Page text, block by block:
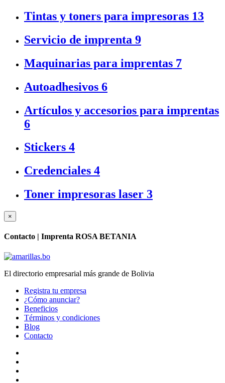
Tintas y toners para impresoras 13
Servicio de imprenta 9
Maquinarias para imprentas 7
Autoadhesivos 6
Artículos y accesorios para imprentas
6
Stickers 4
Credenciales 4
Toner impresoras laser 3
×
Contacto | Imprenta ROSA BETANIA
El directorio empresarial más grande de Bolivia
Registra tu empresa
¿Cómo anunciar?
Beneficios
Términos y condiciones
Blog
Contacto